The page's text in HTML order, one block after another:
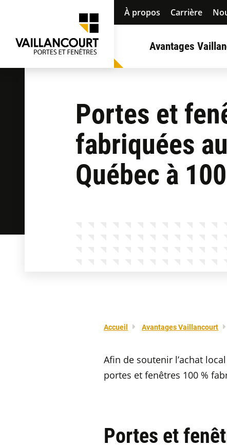
À propos Carrière
Avantages
Portes et
fabriquées au
Québec à
Accueil Avantages Vaillancourt
Afin de soutenir l’achat
portes et fenêtres 100 %
Portes et